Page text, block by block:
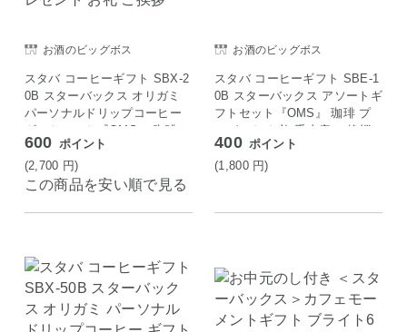
お酒のビッグボス
スタバ コーヒーギフト SBX-2
0B スターバックス オリガミ
パーソナルドリップコーヒー
ギフトセット『OMS』 珈琲
プレゼント お礼 ご挨拶
600 ポイント
(2,700 円)
この商品を安い順で見る
お酒のビッグボス
スタバ コーヒーギフト SBE-1
0B スターバックス アソートギ
フトセット『OMS』 珈琲 プ
レゼント お礼 手土産 ご挨拶
400 ポイント
(1,800 円)